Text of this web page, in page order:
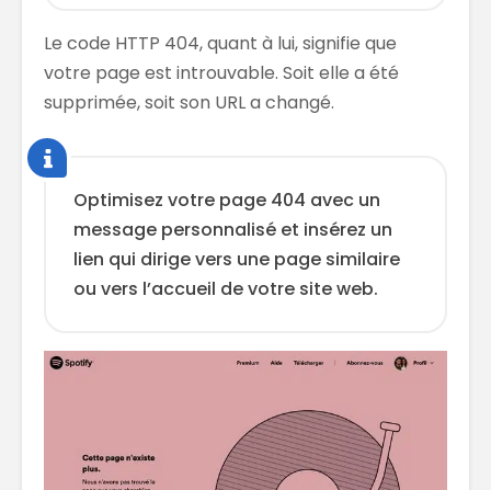
Le code HTTP 404, quant à lui, signifie que
votre page est introuvable. Soit elle a été
supprimée, soit son URL a changé.
Optimisez votre page 404 avec un
message personnalisé et insérez un
lien qui dirige vers une page similaire
ou vers l’accueil de votre site web.